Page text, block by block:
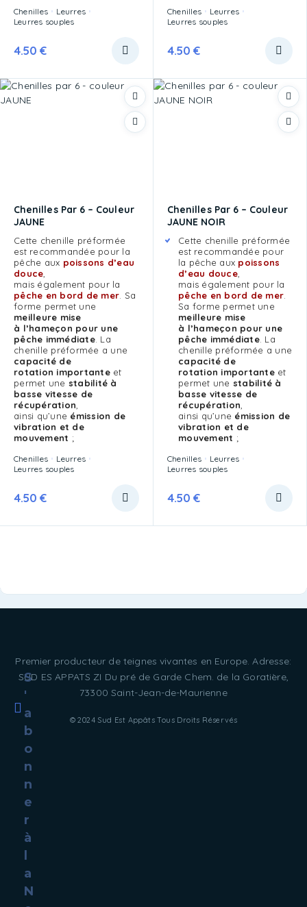
Chenilles
Leurres
Leurres souples
4.50€
Chenilles
Leurres
Leurres souples
4.50€
Chenilles Par 6 – Couleur
JAUNE
Cette chenille préformée
est recommandée pour la
pêche aux poissons d’eau
douce
mais également pour la
pêche en bord de mer . Sa
forme permet une
meilleure mise
à l’hameçon pour une
pêche immédiate. La
chenille préformée a une
capacité de
rotation importanteet
permet une stabilité à
basse vitesse de
récupération
ainsi qu’une émission de
vibration et de
mouvement ;
Chenilles
Leurres
Leurres souples
4.50€
Chenilles Par 6 – Couleur
JAUNE NOIR
Cette chenille préformée
est recommandée pour
la pêche aux poissons
d’eau douce,
mais également pour la
pêche en bord de mer
Sa forme permet une
meilleure mise
à l’hameçon pour une
pêche immédiate. La
chenille préformée a une
capacité de
rotation importanteet
permet une stabilité à
basse vitesse de
récupération
ainsi qu’une émission de
vibration et de
mouvement ;
Chenilles
Leurres
Leurres souples
4.50€
Premier producteur de teignes vivantes en Europe. Adresse:
SUD ES APPATS ZI Du pré de Garde Chem. de la Goratière,
73300 Saint-Jean-de-Maurienne
© 2024 Sud Est Appâts Tous Droits Réservés
S
'
a
b
o
n
n
e
r
à
a
N